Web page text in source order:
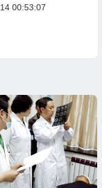
00:53:07